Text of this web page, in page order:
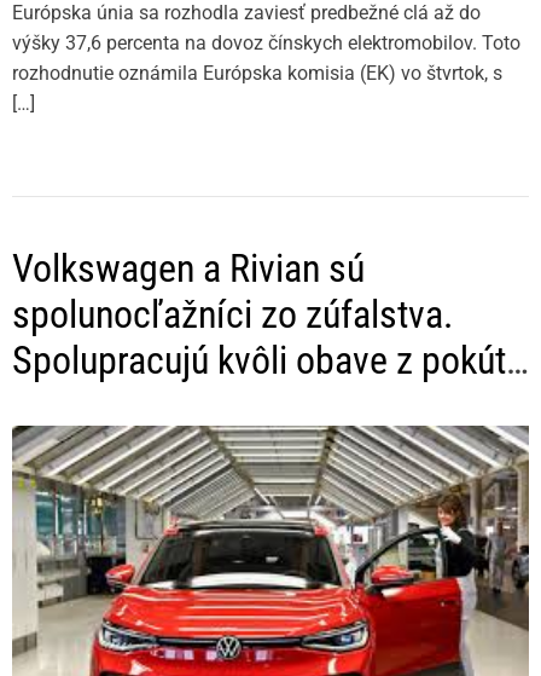
Európska únia sa rozhodla zaviesť predbežné clá až do
výšky 37,6 percenta na dovoz čínskych elektromobilov. Toto
rozhodnutie oznámila Európska komisia (EK) vo štvrtok, s
[…]
Volkswagen a Rivian sú
spolunocľažníci zo zúfalstva.
Spolupracujú kvôli obave z pokút